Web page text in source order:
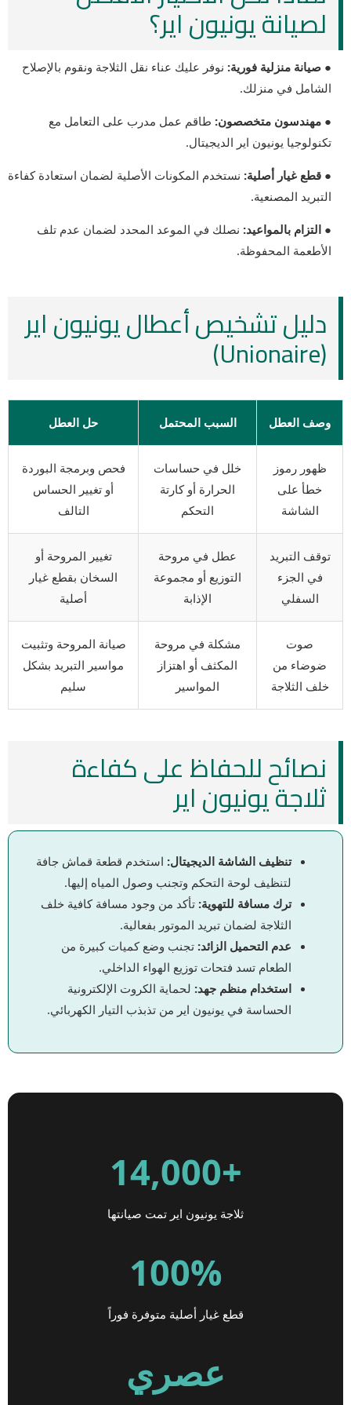
لصيانة يونيون اير؟
● صيانة منزلية فورية: نوفر عليك عناء نقل الثلاجة ونقوم بالإصلاح
الشامل في منزلك.
● مهندسون متخصصون: طاقم عمل مدرب على التعامل مع
تكنولوجيا يونيون اير الديجيتال.
● قطع غيار أصلية: نستخدم المكونات الأصلية لضمان استعادة كفاءة
التبريد المصنعية.
● التزام بالمواعيد: نصلك في الموعد المحدد لضمان عدم تلف
الأطعمة المحفوظة.
دليل تشخيص أعطال يونيون اير
(Unionaire)
وصف العطل السبب المحتمل حل العطل
ظهور رموز
خطأ على
الشاشة
خلل في حساسات
الحرارة أو كارتة
التحكم
فحص وبرمجة البوردة
أو تغيير الحساس
التالف
توقف التبريد
في الجزء
السفلي
عطل في مروحة
التوزيع أو مجموعة
الإذابة
تغيير المروحة أو
السخان بقطع غيار
أصلية
صوت
ضوضاء من
خلف الثلاجة
مشكلة في مروحة
المكثف أو اهتزاز
المواسير
صيانة المروحة وتثبيت
مواسير التبريد بشكل
سليم
نصائح للحفاظ على كفاءة
ثلاجة يونيون اير
تنظيف الشاشة الديجيتال: استخدم قطعة قماش جافة
لتنظيف لوحة التحكم وتجنب وصول المياه إليها.
ترك مسافة للتهوية: تأكد من وجود مسافة كافية خلف
الثلاجة لضمان تبريد الموتور بفعالية.
عدم التحميل الزائد: تجنب وضع كميات كبيرة من
الطعام تسد فتحات توزيع الهواء الداخلي.
استخدام منظم جهد: لحماية الكروت الإلكترونية
الحساسة في يونيون اير من تذبذب التيار الكهربائي.
+14,000
ثلاجة يونيون اير تمت صيانتها
100%
قطع غيار أصلية متوفرة فوراً
عصري